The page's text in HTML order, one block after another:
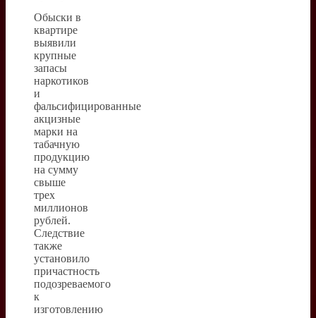
Обыски в
квартире
выявили
крупные
запасы
наркотиков
и
фальсифицированные
акцизные
марки на
табачную
продукцию
на сумму
свыше
трех
миллионов
рублей.
Следствие
также
установило
причастность
подозреваемого
к
изготовлению